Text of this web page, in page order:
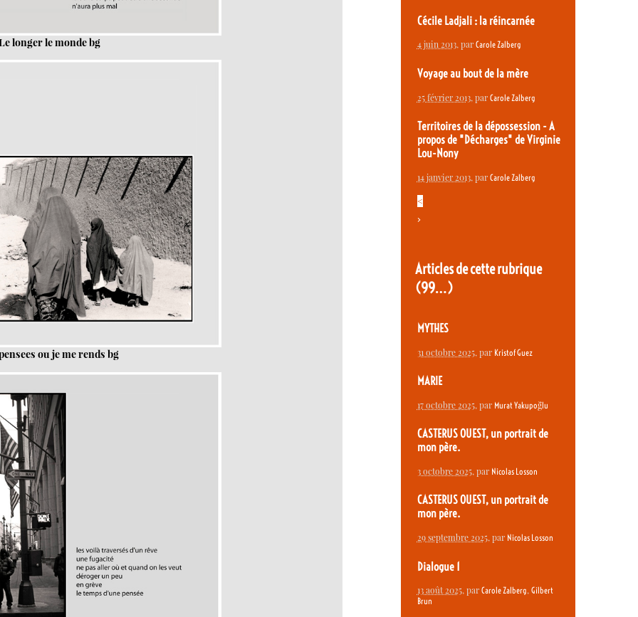
longer le monde bg
ou je me rends bg
Cécile Ladjali : la réincarnée
4 juin 2013, par Carole Zalberg
Voyage au bout de la mère
25 février 2013, par Carole Zalberg
Territoires de la dépossession - A
propos de "Décharges" de Virginie
Lou-Nony
14 janvier 2013, par Carole Zalberg
<
>
Articles de cette rubrique
(99…)
MYTHES
31 octobre 2025, par Kristof Guez
MARIE
17 octobre 2025, par Murat Yakupoğlu
CASTERUS OUEST, un portrait de
mon père.
3 octobre 2025, par Nicolas Losson
CASTERUS OUEST, un portrait de
mon père.
29 septembre 2025, par Nicolas Losson
Dialogue 1
13 août 2025, par Carole Zalberg, Gilbert
Brun